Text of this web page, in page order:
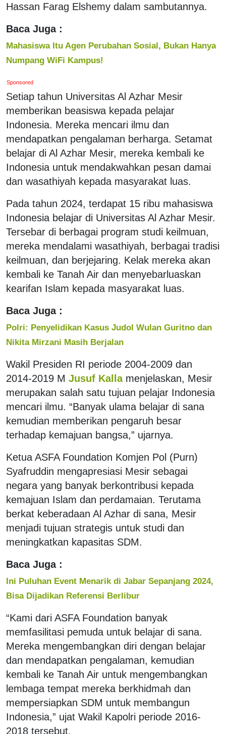
Hassan Farag Elshemy dalam sambutannya.
Baca Juga :
Mahasiswa Itu Agen Perubahan Sosial, Bukan Hanya
Numpang WiFi Kampus!
Sponsored
Setiap tahun Universitas Al Azhar Mesir
memberikan beasiswa kepada pelajar
Indonesia. Mereka mencari ilmu dan
mendapatkan pengalaman berharga. Setamat
belajar di Al Azhar Mesir, mereka kembali ke
Indonesia untuk mendakwahkan pesan damai
dan wasathiyah kepada masyarakat luas.
Pada tahun 2024, terdapat 15 ribu mahasiswa
Indonesia belajar di Universitas Al Azhar Mesir.
Tersebar di berbagai program studi keilmuan,
mereka mendalami wasathiyah, berbagai tradisi
keilmuan, dan berjejaring. Kelak mereka akan
kembali ke Tanah Air dan menyebarluaskan
kearifan Islam kepada masyarakat luas.
Baca Juga :
Polri: Penyelidikan Kasus Judol Wulan Guritno dan
Nikita Mirzani Masih Berjalan
Wakil Presiden RI periode 2004-2009 dan
2014-2019 M Jusuf Kalla menjelaskan, Mesir
merupakan salah satu tujuan pelajar Indonesia
mencari ilmu. “Banyak ulama belajar di sana
kemudian memberikan pengaruh besar
terhadap kemajuan bangsa,” ujarnya.
Ketua ASFA Foundation Komjen Pol (Purn)
Syafruddin mengapresiasi Mesir sebagai
negara yang banyak berkontribusi kepada
kemajuan Islam dan perdamaian. Terutama
berkat keberadaan Al Azhar di sana, Mesir
menjadi tujuan strategis untuk studi dan
meningkatkan kapasitas SDM.
Baca Juga :
Ini Puluhan Event Menarik di Jabar Sepanjang 2024,
Bisa Dijadikan Referensi Berlibur
“Kami dari ASFA Foundation banyak
memfasilitasi pemuda untuk belajar di sana.
Mereka mengembangkan diri dengan belajar
dan mendapatkan pengalaman, kemudian
kembali ke Tanah Air untuk mengembangkan
lembaga tempat mereka berkhidmah dan
mempersiapkan SDM untuk membangun
Indonesia,” ujat Wakil Kapolri periode 2016-
2018 tersebut.